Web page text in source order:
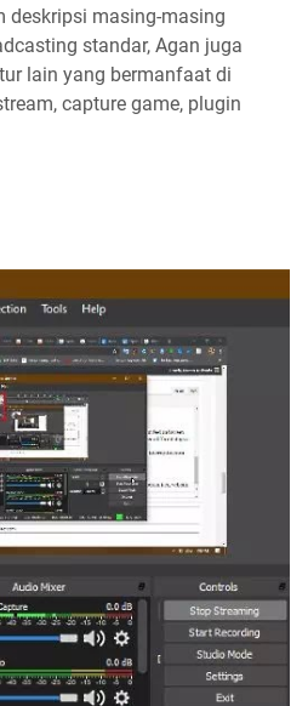
deskripsi masing-masing
standar, Agan juga
lain yang bermanfaat di
capture game, plugin